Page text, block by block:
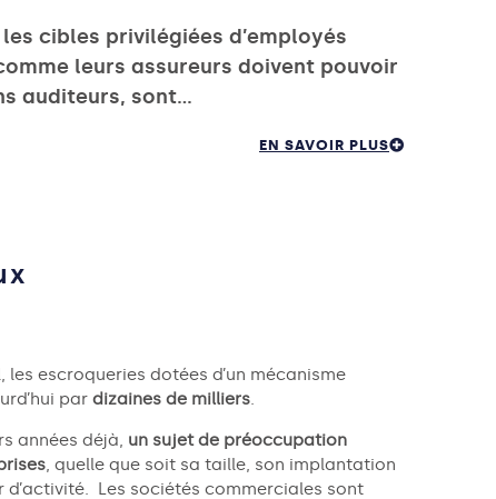
cibles privilégiées d’employés
leurs assureurs doivent pouvoir
auditeurs, sont…
EN SAVOIR PLUS
les escroqueries dotées d’un mécanisme
par dizaines de milliers.
années déjà, un sujet de préoccupation
, quelle que soit sa taille, son implantation
Les sociétés commerciales sont